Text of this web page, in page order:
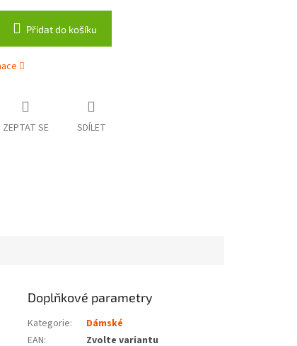
Přidat do košíku
ZEPTAT SE SDÍLET
Doplňkové parametry
Kategorie:
Dámské
EAN: Zvolte variantu